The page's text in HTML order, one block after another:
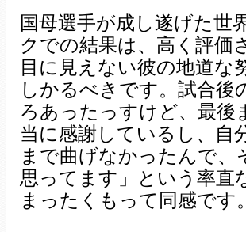
国母選手が成し遂げた世
クでの結果は、高く評価
目に見えない彼の地道な
しかるべきです。試合
ろあったっすけど、最後
当に感謝しているし、自
まで曲げなかったんで
思ってます」という率直
まったくもって同感です。